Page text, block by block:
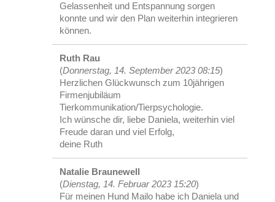
Gelassenheit und Entspannung sorgen
konnte und wir den Plan weiterhin integrieren
können.
Ruth Rau
(Donnerstag, 14. September 2023 08:15)
Herzlichen Glückwunsch zum 10jährigen
Firmenjubiläum
Tierkommunikation/Tierpsychologie.
Ich wünsche dir, liebe Daniela, weiterhin viel
Freude daran und viel Erfolg,
deine Ruth
Natalie Braunewell
(Dienstag, 14. Februar 2023 15:20)
Für meinen Hund Mailo habe ich Daniela und